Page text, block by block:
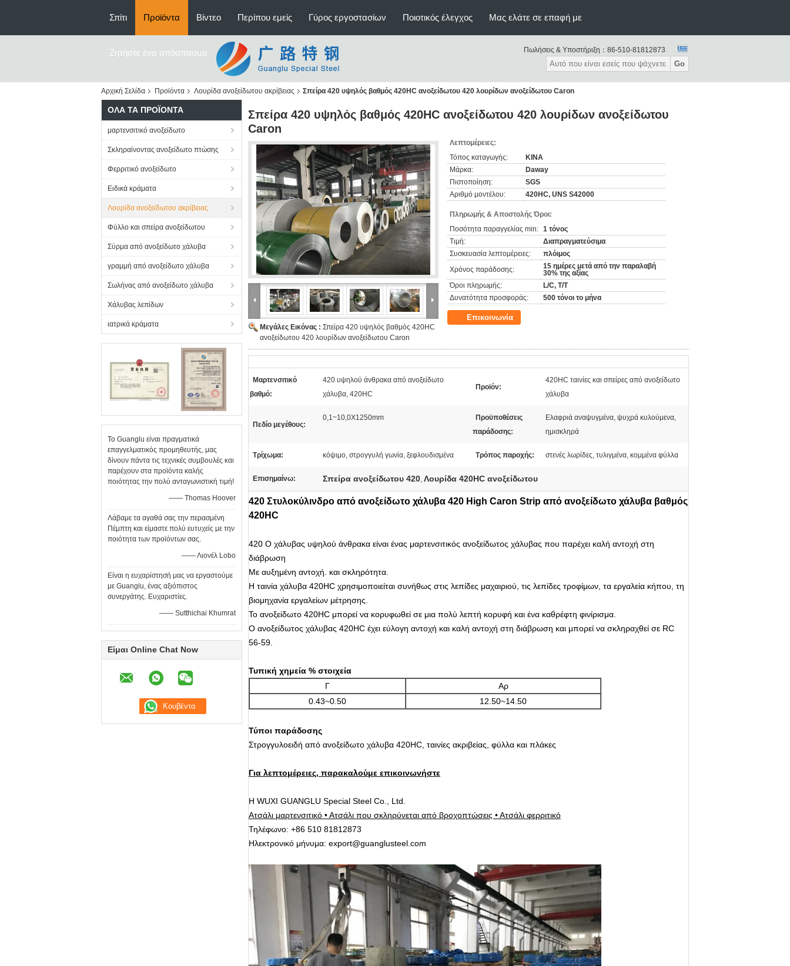
Σπίτι Προϊόντα Βίντεο Περίπου εμείς Γύρος εργοστασίων Ποιοτικός έλεγχος Μας ελάτε σε επαφή με
Ζητήστε ένα απόσπασμα Πωλήσεις & Υποστήριξη： 86-510-81812873
Go
Αρχική Σελίδα Προϊόντα Λουρίδα ανοξείδωτου ακρίβειας Σπείρα 420 υψηλός βαθμός 420HC ανοξείδωτου 420 λουρίδων ανοξείδωτου Caron
ΌΛΑ ΤΑ ΠΡΟΪΌΝΤΑ
μαρτενσιτικό ανοξείδωτο
Σκληραίνοντας ανοξείδωτο πτώσης
Φερριτικό ανοξείδωτο
Ειδικά κράματα
Λουρίδα ανοξείδωτου ακρίβειας
Φύλλο και σπείρα ανοξείδωτου
Σύρμα από ανοξείδωτο χάλυβα
γραμμή από ανοξείδωτο χάλυβα
Σωλήνας από ανοξείδωτο χάλυβα
Χάλυβας λεπίδων
ιατρικά κράματα
Το Guanglu είναι πραγματικά
επαγγελματικός προμηθευτής, μας
δίνουν πάντα τις τεχνικές συμβουλές και
παρέχουν στα προϊόντα καλής
ποιότητας την πολύ ανταγωνιστική τιμή!
—— Thomas Hoover
Λάβαμε τα αγαθά σας την περασμένη
Πέμπτη και είμαστε πολύ ευτυχείς με την
ποιότητα των προϊόντων σας.
—— Λιονέλ Lobo
Είναι η ευχαρίστησή μας να εργαστούμε
με Guanglu, ένας αξιόπιστος
συνεργάτης. Ευχαριστίες.
—— Sutthichai Khumrat
Είμαι Online Chat Now
Σπείρα 420 υψηλός βαθμός 420HC ανοξείδωτου 420 λουρίδων ανοξείδωτου
Caron
Μεγάλες Εικόνας : Σπείρα 420 υψηλός βαθμός 420HC
ανοξείδωτου 420 λουρίδων ανοξείδωτου Caron
Λεπτομέρειες:
Τόπος καταγωγής:
ΚΙΝΑ
Μάρκα:
Daway
Πιστοποίηση:
SGS
Αριθμό μοντέλου:
420HC, UNS S42000
Πληρωμής & Αποστολής Όροι:
Ποσότητα παραγγελίας min: 1 τόνος
Τιμή:
Διαπραγματεύσιμα
Συσκευασία λεπτομέρειες:
πλόιμος
Χρόνος παράδοσης:
15 ημέρες μετά από την παραλαβή
30% της αξίας
Όροι πληρωμής:
L/C, T/T
Δυνατότητα προσφοράς:
500 τόνοι το μήνα
Επικοινωνία
Μαρτενσιτικό
βαθμό:
420 υψηλού άνθρακα από ανοξείδωτο
χάλυβα, 420HC
Προϊόν:
420HC ταινίες και σπείρες από ανοξείδωτο
χάλυβα
Πεδίο μεγέθους:
0,1~10,0X1250mm
Προϋποθέσεις
παράδοσης:
Ελαφριά αναψυγμένα, ψυχρά κυλούμενα,
ημισκληρά
Τρίχωμα: κόψιμο, στρογγυλή γωνία, ξεφλουδισμένα Τρόπος παροχής: στενές λωρίδες, τυλιγμένα, κομμένα φύλλα
Επισημαίνω: Σπείρα ανοξείδωτου 420, Λουρίδα 420HC ανοξείδωτου
420 Στυλοκύλινδρο από ανοξείδωτο χάλυβα 420 High Caron Strip από ανοξείδωτο χάλυβα βαθμός
420HC
420 Ο χάλυβας υψηλού άνθρακα είναι ένας μαρτενσιτικός ανοξείδωτος χάλυβας που παρέχει καλή αντοχή στη
διάβρωση
Με αυξημένη αντοχή.
και σκληρότητα.
Η ταινία χάλυβα 420HC χρησιμοποιείται συνήθως στις λεπίδες μαχαιριού, τις λεπίδες τροφίμων, τα εργαλεία κήπου, τη
βιομηχανία εργαλείων μέτρησης.
Το ανοξείδωτο 420HC μπορεί να κορυφωθεί σε μια πολύ λεπτή κορυφή και ένα καθρέφτη φινίρισμα.
Ο ανοξείδωτος χάλυβας 420HC έχει εύλογη αντοχή και καλή αντοχή στη διάβρωση και μπορεί να σκληραχθεί σε RC
56-59.
Τυπική χημεία % στοιχεία
Γ
Αρ
0.43~0.50
12.50~14.50
Τύποι παράδοσης
Στρογγυλοειδή από ανοξείδωτο χάλυβα 420HC, ταινίες ακριβείας, φύλλα και πλάκες
Για λεπτομέρειες, παρακαλούμε επικοινωνήστε
Η WUXI GUANGLU Special Steel Co., Ltd.
Ατσάλι μαρτενσιτικό • Ατσάλι που σκληρύνεται από βροχοπτώσεις • Ατσάλι φερριτικό
Τηλέφωνο: +86 510 81812873
Ηλεκτρονικό μήνυμα: export@guanglusteel.com